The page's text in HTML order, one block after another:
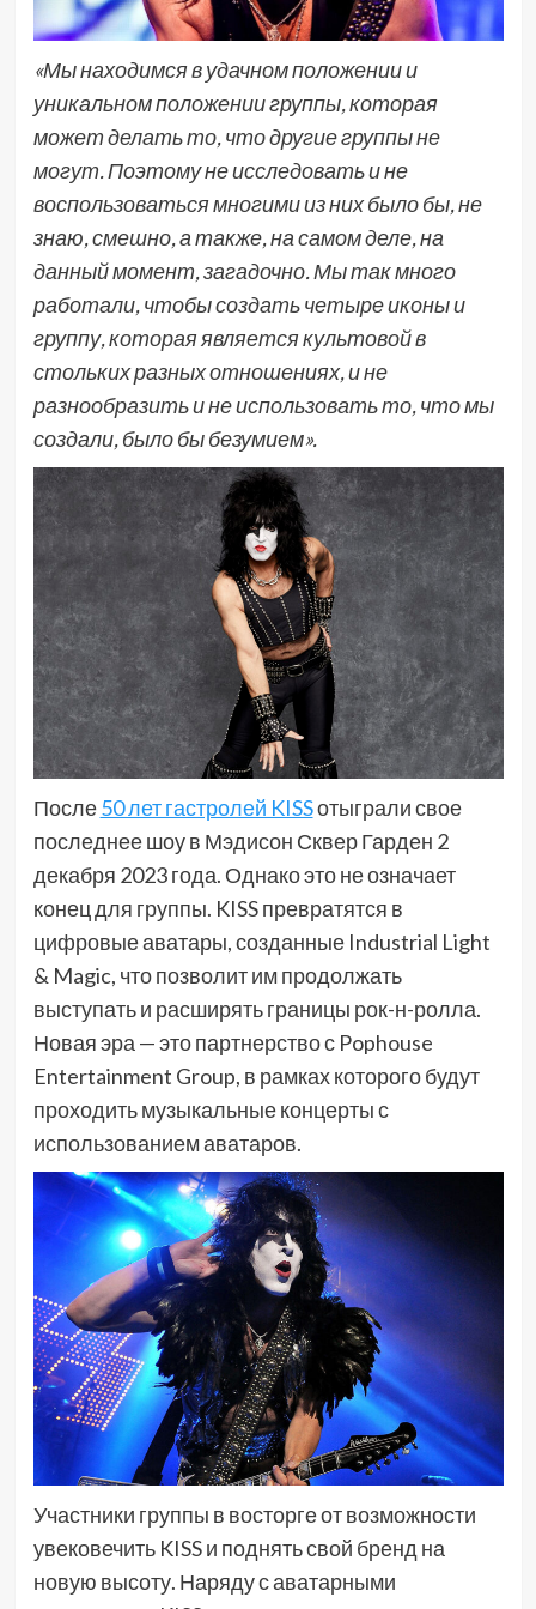
«Мы находимся в удачном положении и
уникальном положении группы, которая
может делать то, что другие группы не
могут. Поэтому не исследовать и не
воспользоваться многими из них было бы, не
знаю, смешно, а также, на самом деле, на
данный момент, загадочно. Мы так много
работали, чтобы создать четыре иконы и
группу, которая является культовой в
стольких разных отношениях, и не
разнообразить и не использовать то, что мы
создали, было бы безумием».
После50 лет гастролей KISSотыграли свое
последнее шоу в Мэдисон Сквер Гарден 2
декабря 2023 года. Однако это не означает
конец для группы. KISS превратятся в
цифровые аватары, созданные Industrial Light
& Magic, что позволит им продолжать
выступать и расширять границы рок-н-ролла.
Новая эра — это партнерство с Pophouse
Entertainment Group, в рамках которого будут
проходить музыкальные концерты с
использованием аватаров.
Участники группы в восторге от возможности
увековечить KISS и поднять свой бренд на
новую высоту. Наряду с аватарными